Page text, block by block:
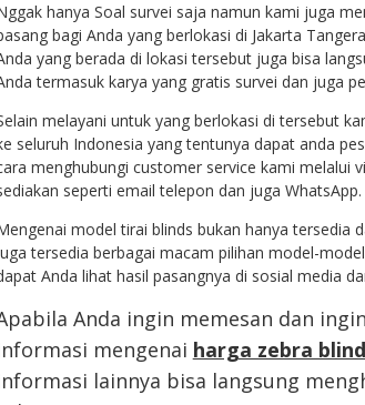
hanya Soal survei saja namun kami juga
bagi Anda yang berlokasi di Jakarta
yang berada di lokasi tersebut juga bisa
termasuk karya yang gratis survei dan juga
melayani untuk yang berlokasi di tersebut
seluruh Indonesia yang tentunya dapat anda
menghubungi customer service kami melalui
seperti email telepon dan juga WhatsApp.
model tirai blinds bukan hanya tersedia
tersedia berbagai macam pilihan model-
Anda lihat hasil pasangnya di sosial media
Anda ingin memesan dan
mengenai harga zebra
lainnya bisa langsung